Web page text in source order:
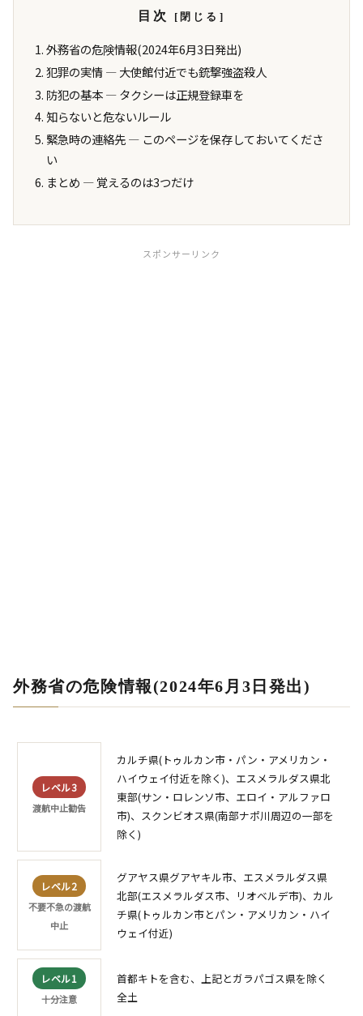
目次
外務省の危険情報(2024年6月3日発出)
犯罪の実情 ― 大使館付近でも銃撃強盗殺人
防犯の基本 ― タクシーは正規登録車を
知らないと危ないルール
緊急時の連絡先 ― このページを保存しておいてくださ
い
まとめ ― 覚えるのは3つだけ
スポンサーリンク
外務省の危険情報(2024年6月3日発出)
レベル3
渡航中止勧告
カルチ県(トゥルカン市・パン・アメリカン・
ハイウェイ付近を除く)、エスメラルダス県北
東部(サン・ロレンソ市、エロイ・アルファロ
市)、スクンビオス県(南部ナポ川周辺の一部を
除く)
レベル2
不要不急の渡航
中止
グアヤス県グアヤキル市、エスメラルダス県
北部(エスメラルダス市、リオベルデ市)、カル
チ県(トゥルカン市とパン・アメリカン・ハイ
ウェイ付近)
レベル1
十分注意
首都キトを含む、上記とガラパゴス県を除く
全土